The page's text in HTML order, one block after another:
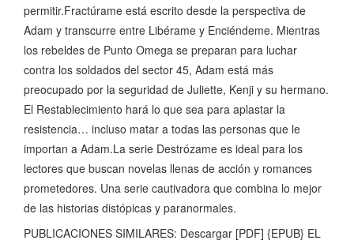
permitir.Fractúrame está escrito desde la perspectiva de
Adam y transcurre entre Libérame y Enciéndeme. Mientras
los rebeldes de Punto Omega se preparan para luchar
contra los soldados del sector 45, Adam está más
preocupado por la seguridad de Juliette, Kenji y su hermano.
El Restablecimiento hará lo que sea para aplastar la
resistencia… incluso matar a todas las personas que le
importan a Adam.La serie Destrózame es ideal para los
lectores que buscan novelas llenas de acción y romances
prometedores. Una serie cautivadora que combina lo mejor
de las historias distópicas y paranormales.
PUBLICACIONES SIMILARES: Descargar [PDF] {EPUB} EL